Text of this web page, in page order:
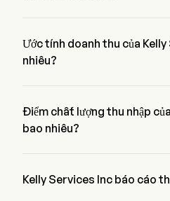
Ước tính doanh thu của
nhiêu?
Điểm chất lượng thu nhập
bao nhiêu?
mặt và phân bổ vốn, và đòn bẩy.
Kelly Services Inc báo cáo